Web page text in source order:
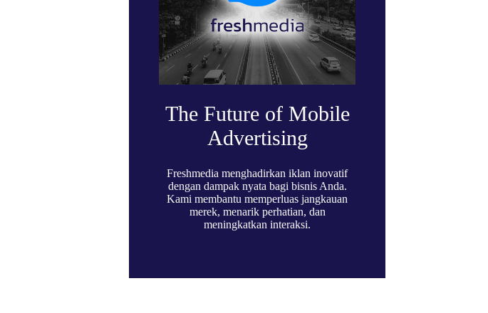
The Future of Mobile
Advertising
Freshmedia menghadirkan iklan inovatif
dengan dampak nyata bagi bisnis Anda.
Kami membantu memperluas jangkauan
merek, menarik perhatian, dan
meningkatkan interaksi.